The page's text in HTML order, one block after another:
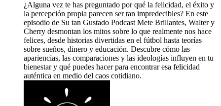
¿Alguna vez te has preguntado por qué la felicidad, el éxito y
la percepción propia parecen ser tan impredecibles? En este
episodio de Su tan Gustado Podcast Mete Brillantes, Walter y
Cherry desmontan los mitos sobre lo que realmente nos hace
felices, desde historias divertidas en el fútbol hasta teorías
sobre sueños, dinero y educación. Descubre cómo las
apariencias, las comparaciones y las ideologías influyen en tu
bienestar y qué puedes hacer para encontrar esa felicidad
auténtica en medio del caos cotidiano.